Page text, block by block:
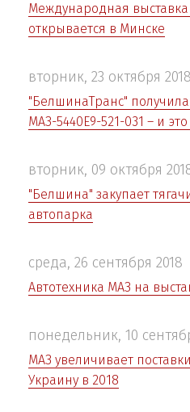
Международная выставка
открывается в Минске
вторник, 23 октября 2018
"БелшинаТранс" получила
МАЗ-5440Е9-521-031 – и
вторник, 09 октября
"Белшина" закупает
автопарка
среда, 26 сентября 2018
Автотехника МАЗ на
понедельник, 10
МАЗ увеличивает
Украину в 2018